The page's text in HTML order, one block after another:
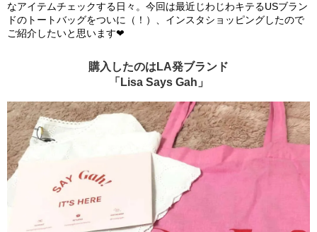
なアイテムチェックする日々。今回は最近じわじわキテるUSブラン
ドのトートバッグをついに（！）、インスタショッピングしたので
ご紹介したいと思います❤︎
購入したのはLA発ブランド
「Lisa Says Gah」